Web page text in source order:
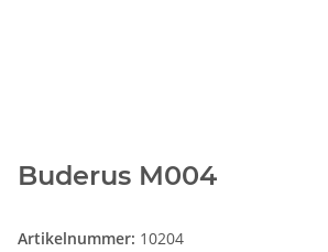
Buderus M004
Artikelnummer: 10204